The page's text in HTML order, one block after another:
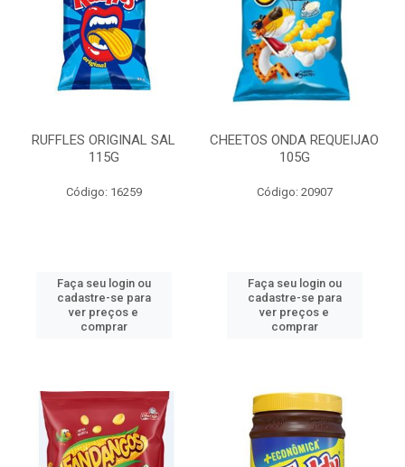
RUFFLES ORIGINAL SAL
115G
Código: 16259
Faça seu login ou
cadastre-se para
ver preços e
comprar
CHEETOS ONDA REQUEIJAO
105G
Código: 20907
Faça seu login ou
cadastre-se para
ver preços e
comprar